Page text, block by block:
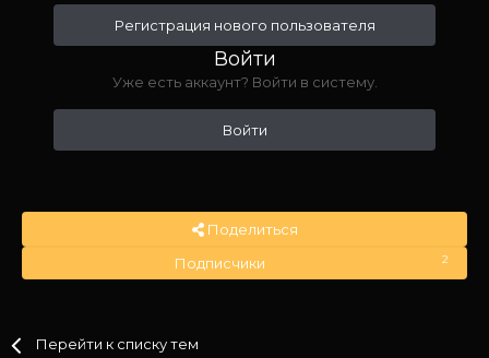
Регистрация нового пользователя
Войти
Уже есть аккаунт? Войти в систему.
Войти
Поделиться
Подписчики
2
Перейти к списку тем